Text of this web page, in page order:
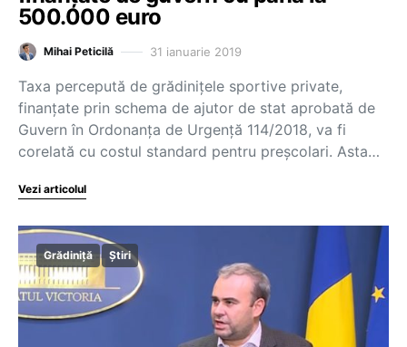
500.000 euro
Mihai Peticilă 31 ianuarie 2019
Taxa percepută de grădinițele sportive private,
finanțate prin schema de ajutor de stat aprobată de
Guvern în Ordonanța de Urgență 114/2018, va fi
corelată cu costul standard pentru preșcolari. Asta…
Vezi articolul
Grădiniță Știri